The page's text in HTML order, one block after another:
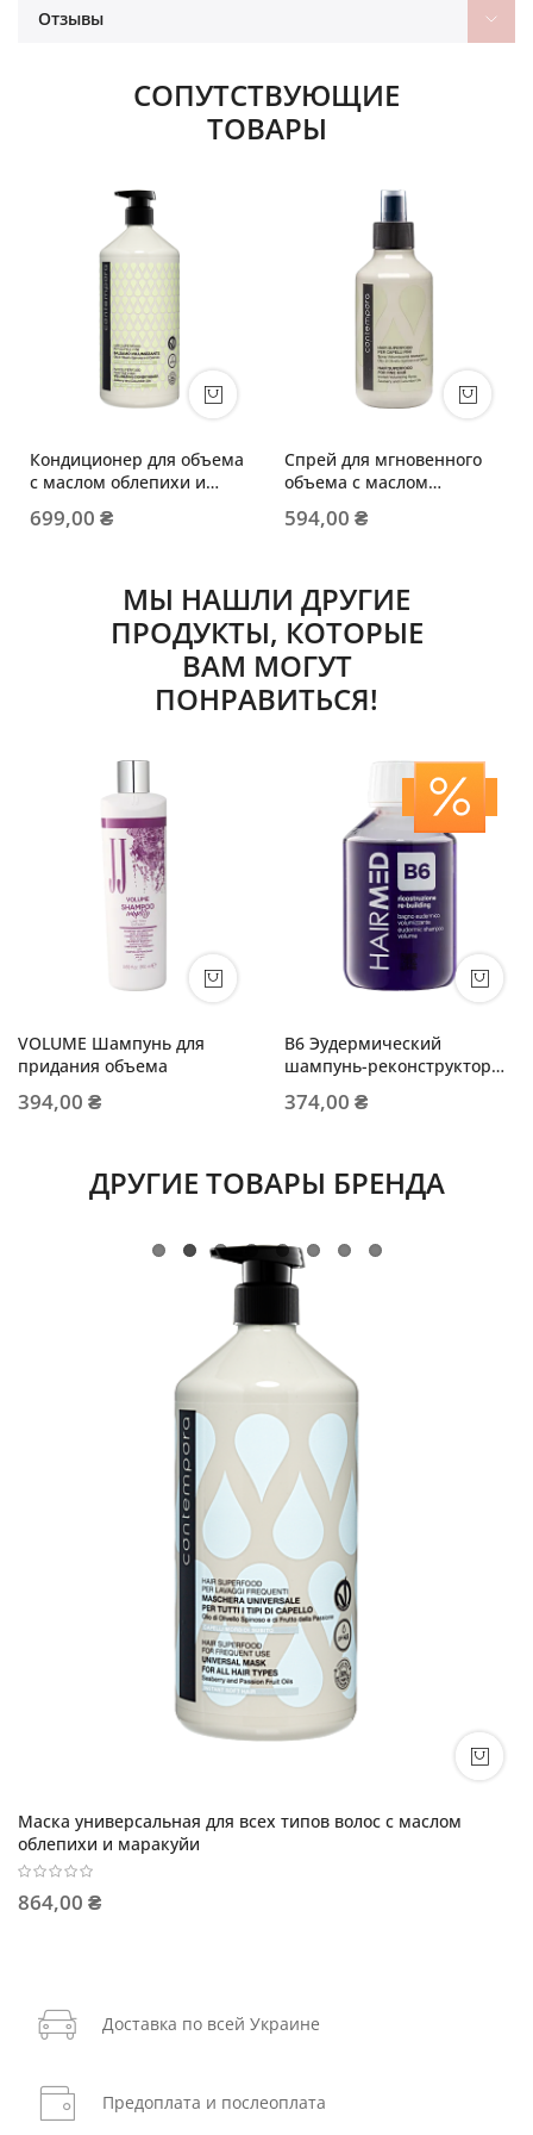
Отзывы
СОПУТСТВУЮЩИЕ
ТОВАРЫ
Кондиционер для объема
с маслом облепихи и
699,00 ₴
Спрей для мгновенного
объема с маслом
маслом
594,00 ₴
МЫ НАШЛИ ДРУГИЕ
ПРОДУКТЫ, КОТОРЫЕ
ВАМ МОГУТ
ПОНРАВИТЬСЯ!
VOLUME Шампунь для
придания объема
394,00 ₴
B6 Эудермический
шампунь-реконструктор
374,00 ₴
ДРУГИЕ ТОВАРЫ БРЕНДА
Маска универсальная для всех типов волос с маслом
облепихи и маракуйи
864,00 ₴
Доставка по всей Украине
Предоплата и послеоплата